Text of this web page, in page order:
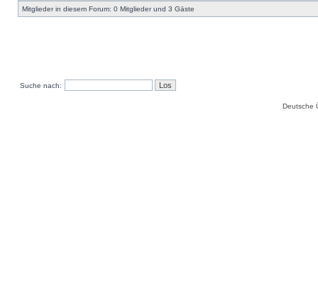
Mitglieder in diesem Forum: 0 Mitglieder und 3 Gäste
Suche nach:
Deutsche